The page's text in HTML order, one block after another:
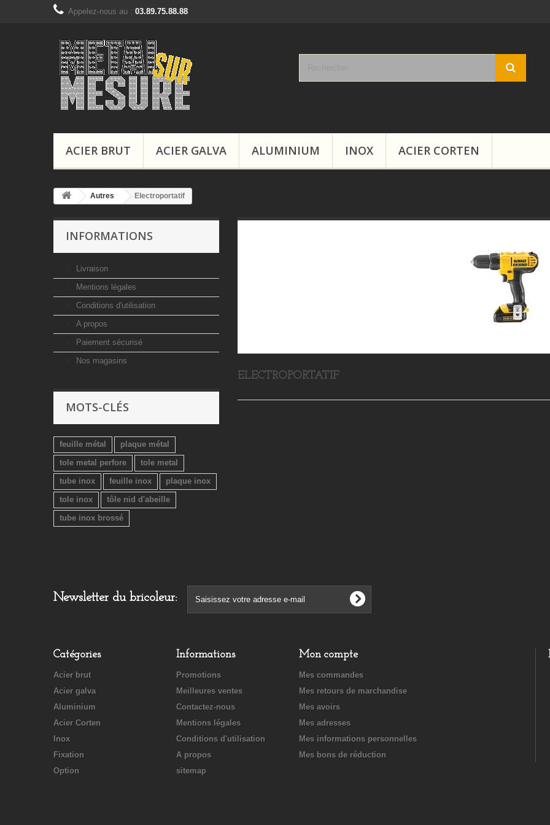
Appelez-nous au : 03.89.75.88.88
ACIER BRUT ACIER GALVA ALUMINIUM INOX ACIER CORTEN
Autres Electroportatif
INFORMATIONS
Livraison
Mentions légales
Conditions d'utilisation
A propos
Paiement sécurisé
Nos magasins
MOTS-CLÉS
feuille métal
plaque métal
tole metal perfore
tole metal
tube inox
feuille inox
plaque inox
tole inox
tôle nid d'abeille
tube inox brossé
ELECTROPORTATIF
Newsletter du bricoleur:
Catégories
Acier brut
Acier galva
Aluminium
Acier Corten
Inox
Fixation
Option
Informations
Promotions
Meilleures ventes
Contactez-nous
Mentions légales
Conditions d'utilisation
A propos
sitemap
Mon compte
Mes commandes
Mes retours de marchandise
Mes avoirs
Mes adresses
Mes informations personnelles
Mes bons de réduction